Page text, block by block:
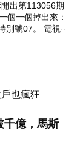
出第113056期
個一個掉出來：
號07。 電視··
千億，馬斯